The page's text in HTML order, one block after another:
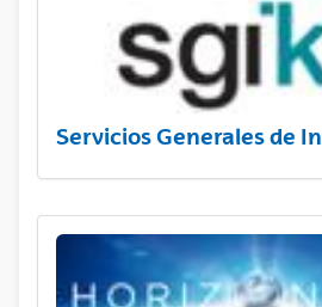
Servicios Generales de